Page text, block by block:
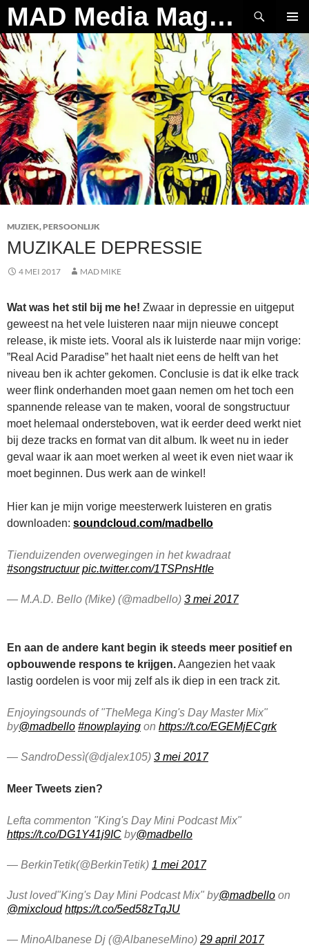
Ga
naar
de
inhoud
MAD Media Magazine
Zoeken
MENU
MUZIEK,PERSOONLIJK
MUZIKALE DEPRESSIE
4 MEI 2017 MAD MIKE
Wat was het stil bij me he! Zwaar in depressie en uitgeput
geweest na het vele luisteren naar mijn nieuwe concept
release, ik miste iets. Vooral als ik luisterde naar mijn vorige:
”Real Acid Paradise” het haalt niet eens de helft van het
niveau ben ik achter gekomen. Conclusie is dat ik elke track
weer flink onderhanden moet gaan nemen om het toch een
spannende release van te maken, vooral de songstructuur
moet helemaal ondersteboven, wat ik eerder deed werkt niet
bij deze tracks en format van dit album. Ik weet nu in ieder
geval waar ik aan moet werken al weet ik even niet waar ik
moet beginnen. Dus werk aan de winkel!
Hier kan je mijn vorige meesterwerk luisteren en gratis
downloaden: soundcloud.com/madbello
Tienduizenden overwegingen in het kwadraat
#songstructuur pic.twitter.com/1TSPnsHtIe
— M.A.D. Bello (Mike) (@madbello) 3 mei 2017
En aan de andere kant begin ik steeds meer positief en
opbouwende respons te krijgen.Aangezien het vaak
lastig oordelen is voor mij zelf als ik diep in een track zit.
Enjoyingsounds of "TheMega King's Day Master Mix"
by@madbello #nowplaying on https://t.co/EGEMjECgrk
— SandroDessì(@djalex105) 3 mei 2017
Meer Tweets zien?
Lefta commenton "King's Day Mini Podcast Mix"
https://t.co/DG1Y41j9IC by@madbello
— BerkinTetik(@BerkinTetik) 1 mei 2017
Just loved"King's Day Mini Podcast Mix" by@madbello on
@mixcloud https://t.co/5ed58zTqJU
— MinoAlbanese Dj (@AlbaneseMino) 29 april 2017